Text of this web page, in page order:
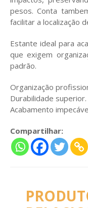
pesos. Conta
facilitar a localização
Estante ideal para
que exigem
padrão.
Organização
Durabilidade superior.
Acabamento
Compartilhar: